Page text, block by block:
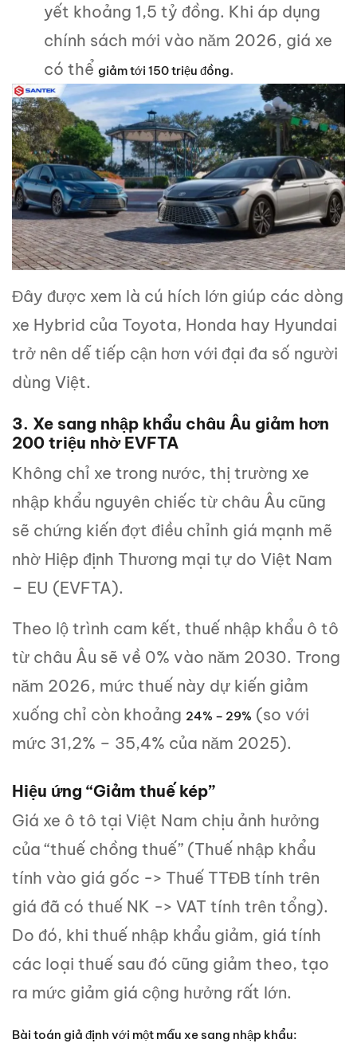
yết khoảng 1,5 tỷ đồng. Khi áp dụng
chính sách mới vào năm 2026, giá xe
có thể giảm tới 150 triệu đồng.
Đây được xem là cú hích lớn giúp các dòng
xe Hybrid của Toyota, Honda hay Hyundai
trở nên dễ tiếp cận hơn với đại đa số người
dùng Việt.
3. Xe sang nhập khẩu châu Âu giảm hơn
200 triệu nhờ EVFTA
Không chỉ xe trong nước, thị trường xe
nhập khẩu nguyên chiếc từ châu Âu cũng
sẽ chứng kiến đợt điều chỉnh giá mạnh mẽ
nhờ Hiệp định Thương mại tự do Việt Nam
– EU (EVFTA).
Theo lộ trình cam kết, thuế nhập khẩu ô tô
từ châu Âu sẽ về 0% vào năm 2030. Trong
năm 2026, mức thuế này dự kiến giảm
xuống chỉ còn khoảng 24% – 29% (so với
mức 31,2% – 35,4% của năm 2025).
Hiệu ứng “Giảm thuế kép”
Giá xe ô tô tại Việt Nam chịu ảnh hưởng
của “thuế chồng thuế” (Thuế nhập khẩu
tính vào giá gốc -> Thuế TTĐB tính trên
giá đã có thuế NK -> VAT tính trên tổng).
Do đó, khi thuế nhập khẩu giảm, giá tính
các loại thuế sau đó cũng giảm theo, tạo
ra mức giảm giá cộng hưởng rất lớn.
Bài toán giả định với một mẫu xe sang nhập khẩu: